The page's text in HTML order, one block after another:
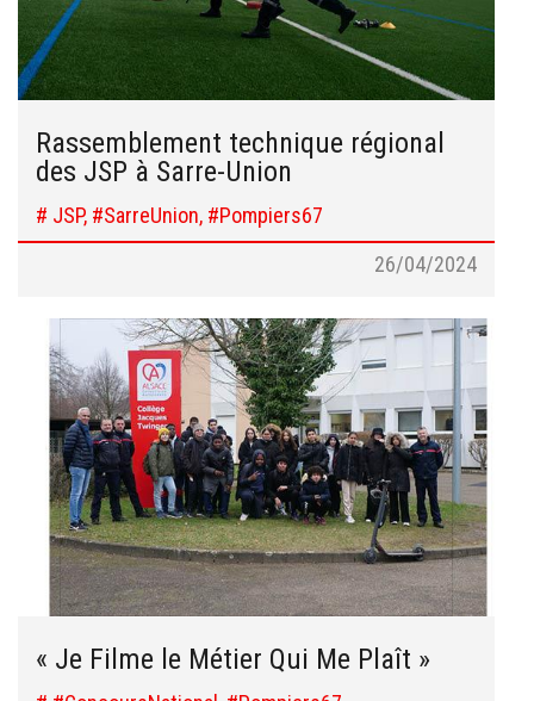
Rassemblement technique régional
des JSP à Sarre-Union
# JSP, #SarreUnion, #Pompiers67
26/04/2024
« Je Filme le Métier Qui Me Plaît »